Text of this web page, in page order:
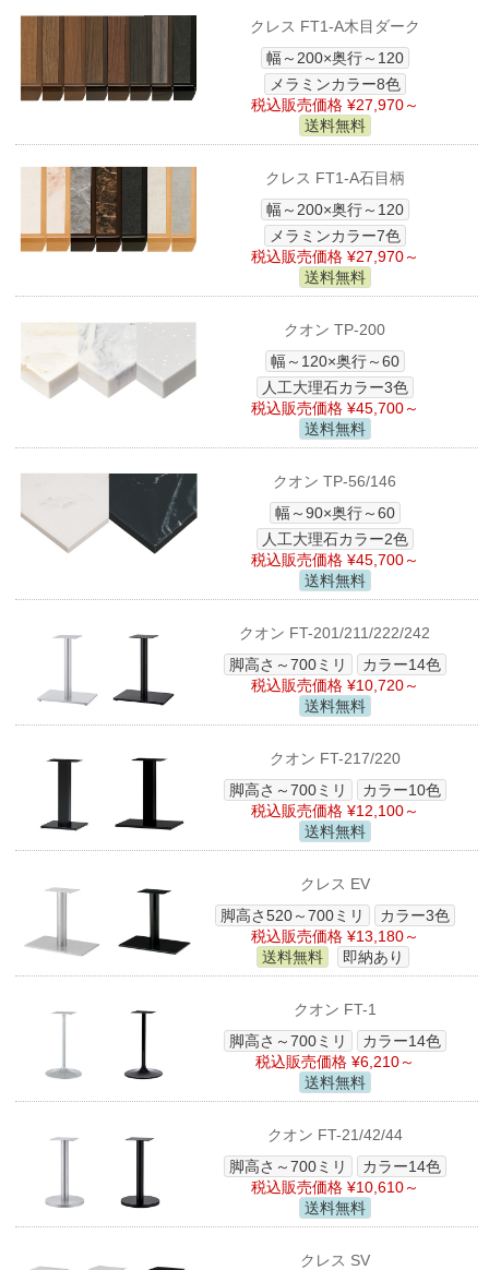
クレス FT1-A木目ダーク
幅～200×奥行～120
メラミンカラー8色
税込販売価格 ¥27,970～
送料無料
クレス FT1-A石目柄
幅～200×奥行～120
メラミンカラー7色
税込販売価格 ¥27,970～
送料無料
クオン TP-200
幅～120×奥行～60
人工大理石カラー3色
税込販売価格 ¥45,700～
送料無料
クオン TP-56/146
幅～90×奥行～60
人工大理石カラー2色
税込販売価格 ¥45,700～
送料無料
クオン FT-201/211/222/242
脚高さ～700ミリ
カラー14色
税込販売価格 ¥10,720～
送料無料
クオン FT-217/220
脚高さ～700ミリ
カラー10色
税込販売価格 ¥12,100～
送料無料
クレス EV
脚高さ520～700ミリ
カラー3色
税込販売価格 ¥13,180～
送料無料
即納あり
クオン FT-1
脚高さ～700ミリ
カラー14色
税込販売価格 ¥6,210～
送料無料
クオン FT-21/42/44
脚高さ～700ミリ
カラー14色
税込販売価格 ¥10,610～
送料無料
クレス SV